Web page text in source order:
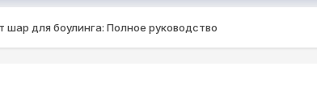
шар для боулинга: Полное руководство